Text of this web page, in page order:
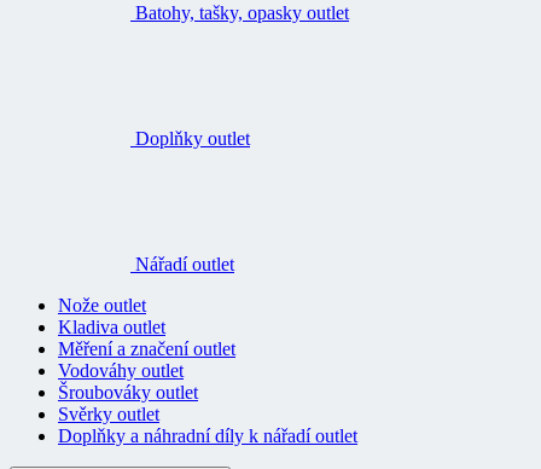
Batohy, tašky, opasky outlet
Doplňky outlet
Nářadí outlet
Nože outlet
Kladiva outlet
Měření a značení outlet
Vodováhy outlet
Šroubováky outlet
Svěrky outlet
Doplňky a náhradní díly k nářadí outlet